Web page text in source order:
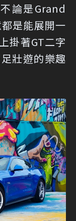
論是Grand
是能展開一
掛著GT二字
壯遊的樂趣